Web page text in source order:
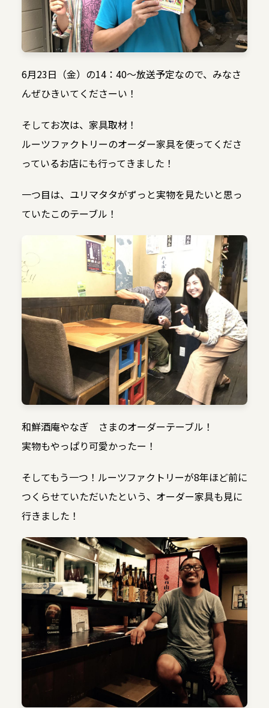
6月23日（金）の14：40～放送予定なので、みなさ
んぜひきいてくださーい！
そしてお次は、家具取材！
ルーツファクトリーのオーダー家具を使ってくださ
っているお店にも行ってきました！
一つ目は、ユリマタタがずっと実物を見たいと思っ
ていたこのテーブル！
和鮮酒庵やなぎ さまのオーダーテーブル！
実物もやっぱり可愛かったー！
そしてもう一つ！ルーツファクトリーが8年ほど前に
つくらせていただいたという、オーダー家具も見に
行きました！